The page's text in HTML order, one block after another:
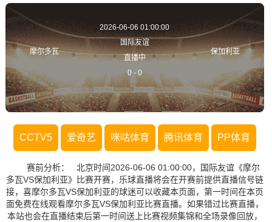
摩尔多瓦
2026-06-06 01:00:00
国际友谊
直播中
0 - 0
保加利亚
CCTV5 爱奇艺 咪咕体育 腾讯体育 PP体育
赛前分析： 北京时间2026-06-06 01:00:00，国际友谊《摩尔
多瓦VS保加利亚》比赛开赛，乐球直播将会在开赛前提供直播信号链
接，喜摩尔多瓦VS保加利亚的球迷可以收藏本页面，第一时间在本页
面免费在线观看摩尔多瓦VS保加利亚比赛直播。如果错过比赛直播，
本站也会在直播结束后第一时间送上比赛视频集锦和全场录像回放，